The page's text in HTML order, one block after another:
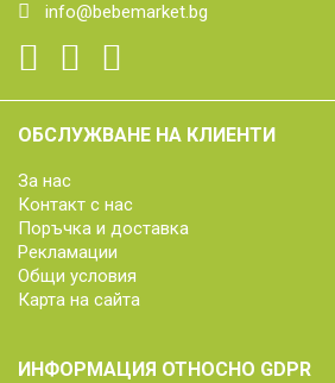
info@bebemarket.bg
ОБСЛУЖВАНЕ НА КЛИЕНТИ
За нас
Контакт с нас
Поръчка и доставка
Рекламации
Общи условия
Карта на сайта
ИНФОРМАЦИЯ ОТНОСНО GDPR